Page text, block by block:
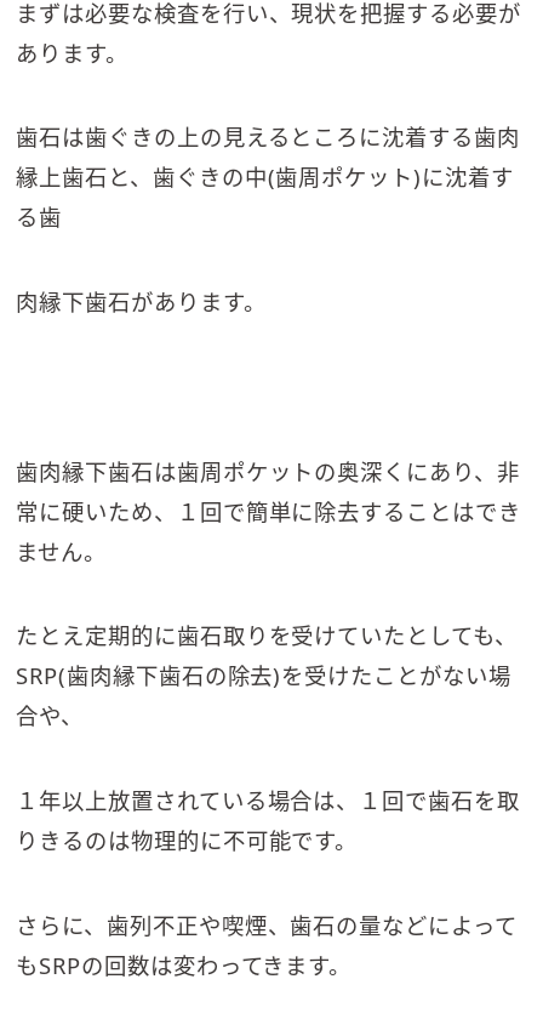
まずは必要な検査を行い、現状を把握する必要が
あります。
歯石は歯ぐきの上の見えるところに沈着する歯肉
縁上歯石と、歯ぐきの中(歯周ポケット)に沈着す
る歯
肉縁下歯石があります。
歯肉縁下歯石は歯周ポケットの奥深くにあり、非
常に硬いため、１回で簡単に除去することはでき
ません。
たとえ定期的に歯石取りを受けていたとしても、
SRP(歯肉縁下歯石の除去)を受けたことがない場
合や、
１年以上放置されている場合は、１回で歯石を取
りきるのは物理的に不可能です。
さらに、歯列不正や喫煙、歯石の量などによって
もSRPの回数は変わってきます。